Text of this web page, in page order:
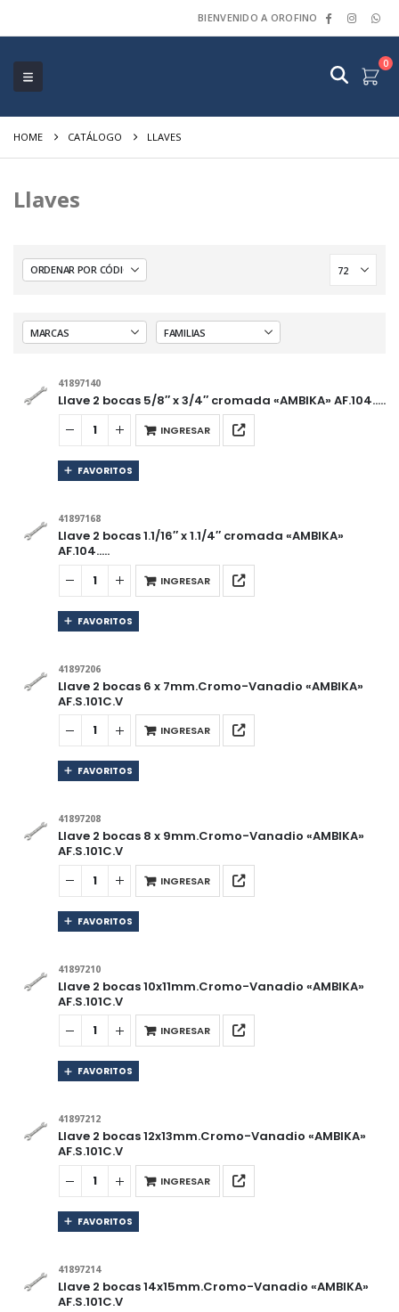
BIENVENIDO A OROFINO
0
HOME CATÁLOGO LLAVES
Llaves
41897140
Llave 2 bocas 5/8″ x 3/4″ cromada «AMBIKA» AF.104…..
INGRESAR
FAVORITOS
41897168
Llave 2 bocas 1.1/16″ x 1.1/4″ cromada «AMBIKA»
AF.104…..
INGRESAR
FAVORITOS
41897206
Llave 2 bocas 6 x 7mm.Cromo-Vanadio «AMBIKA»
AF.S.101C.V
INGRESAR
FAVORITOS
41897208
Llave 2 bocas 8 x 9mm.Cromo-Vanadio «AMBIKA»
AF.S.101C.V
INGRESAR
FAVORITOS
41897210
Llave 2 bocas 10x11mm.Cromo-Vanadio «AMBIKA»
AF.S.101C.V
INGRESAR
FAVORITOS
41897212
Llave 2 bocas 12x13mm.Cromo-Vanadio «AMBIKA»
AF.S.101C.V
INGRESAR
FAVORITOS
41897214
Llave 2 bocas 14x15mm.Cromo-Vanadio «AMBIKA»
AF.S.101C.V